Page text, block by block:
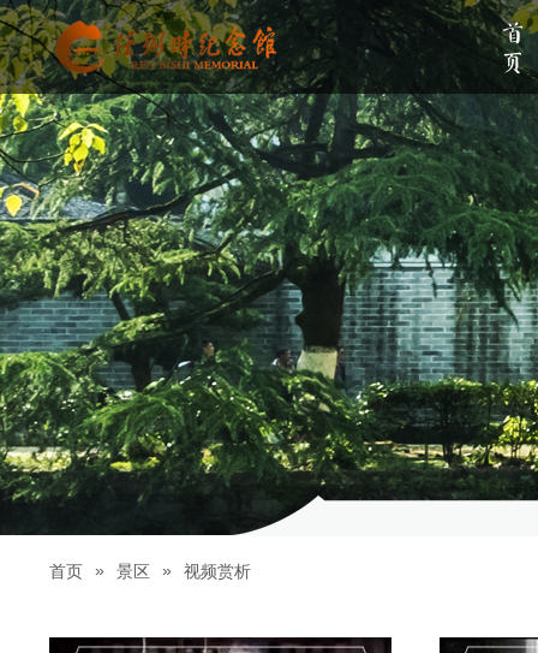
首页
单位简介 组织架构 伟
首页 » 景区 » 视频赏析